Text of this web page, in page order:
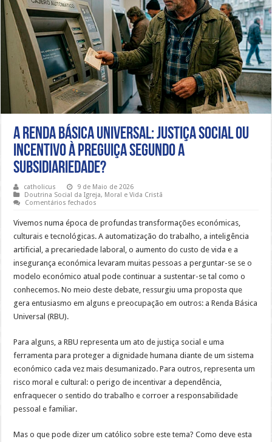
A Renda Básica Universal: justiça social ou
incentivo à preguiça segundo a
subsidiariedade?
catholicus
9 de Maio de 2026
Doutrina Social da Igreja, Moral e Vida Cristã
Comentários fechados
Renda
Básica
Universal:
justiça
social
incentivo
à
preguiça
segundo
subsidiariedade?
Vivemos numa época de profundas transformações económicas,
culturais e tecnológicas. A automatização do trabalho, a inteligência
artificial, a precariedade laboral, o aumento do custo de vida e a
insegurança económica levaram muitas pessoas a perguntar-se se o
modelo económico atual pode continuar a sustentar-se tal como o
conhecemos. No meio deste debate, ressurgiu uma proposta que
gera entusiasmo em alguns e preocupação em outros: a Renda Básica
Universal (RBU).
Para alguns, a RBU representa um ato de justiça social e uma
ferramenta para proteger a dignidade humana diante de um sistema
económico cada vez mais desumanizado. Para outros, representa um
risco moral e cultural: o perigo de incentivar a dependência,
enfraquecer o sentido do trabalho e corroer a responsabilidade
pessoal e familiar.
Mas o que pode dizer um católico sobre este tema? Como deve esta